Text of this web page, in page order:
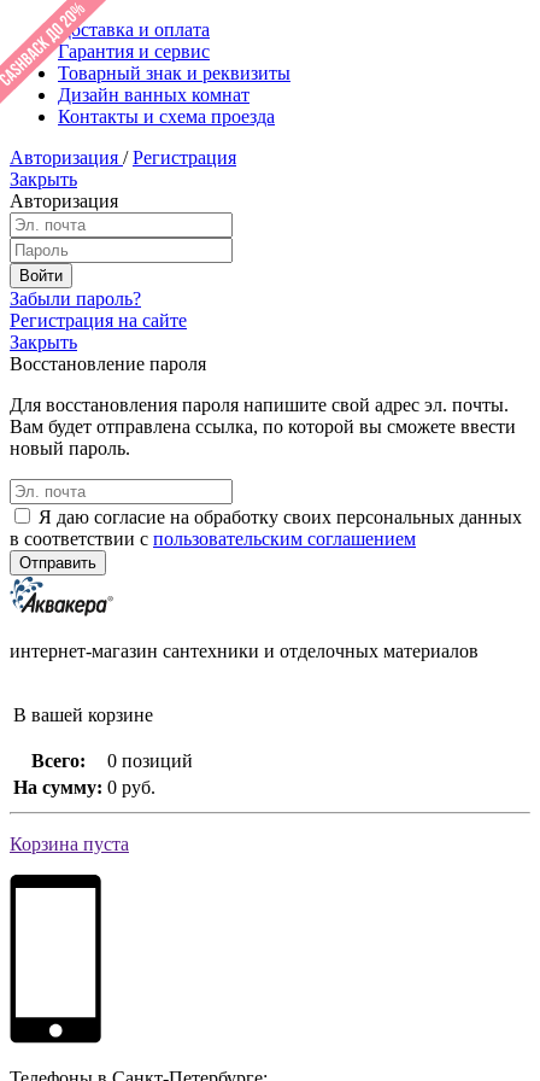
Доставка и оплата
Гарантия и сервис
Товарный знак и реквизиты
Дизайн ванных комнат
Контакты и схема проезда
Авторизация / Регистрация
Закрыть
Авторизация
Забыли пароль?
Регистрация на сайте
Закрыть
Восстановление пароля
Для восстановления пароля напишите свой адрес эл. почты.
Вам будет отправлена ссылка, по которой вы сможете ввести
новый пароль.
Я даю согласие на обработку своих персональных данных
в соответствии с пользовательским соглашением
интернет-магазин сантехники и отделочных материалов
В вашей корзине
Всего:
0 позиций
На сумму: 0 руб.
Корзина пуста